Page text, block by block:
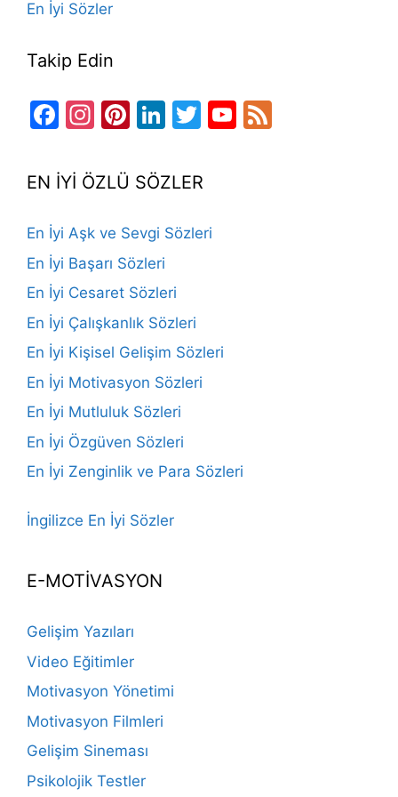
En İyi Sözler
Takip Edin
Facebook
Instagram
Pinterest
LinkedIn
TwitterYouTube
EN İYİ ÖZLÜ SÖZLER
En İyi Aşk ve Sevgi Sözleri
En İyi Başarı Sözleri
En İyi Cesaret Sözleri
En İyi Çalışkanlık Sözleri
En İyi Kişisel Gelişim Sözleri
En İyi Motivasyon Sözleri
En İyi Mutluluk Sözleri
En İyi Özgüven Sözleri
En İyi Zenginlik ve Para Sözleri
İngilizce En İyi Sözler
E-MOTİVASYON
Gelişim Yazıları
Video Eğitimler
Motivasyon Yönetimi
Motivasyon Filmleri
Gelişim Sineması
Psikolojik Testler